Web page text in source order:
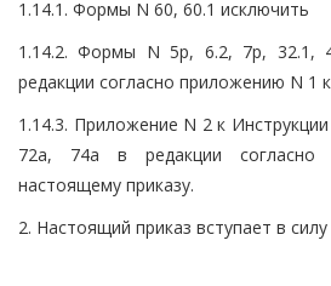
1.14.1. Формы N 60, 60.1 исключить
1.14.2. Формы N 5р, 6.2, 7р, 32.1,
редакции согласно приложению N 1
1.14.3. Приложение N 2 к
72а, 74а в редакции
настоящему приказу.
2. Настоящий приказ вступает в